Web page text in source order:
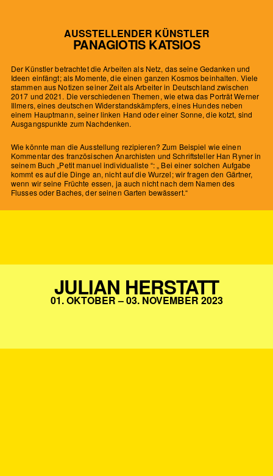
AUSSTELLENDER KÜNSTLER
PANAGIOTIS KATSIOS
Der Künstler betrachtet die Arbeiten als Netz, das seine Gedanken und
Ideen einfängt; als Momente, die einen ganzen Kosmos beinhalten. Viele
stammen aus Notizen seiner Zeit als Arbeiter in Deutschland zwischen
2017 und 2021. Die verschiedenen Themen, wie etwa das Porträt Werner
Illmers, eines deutschen Widerstandskämpfers, eines Hundes neben
einem Hauptmann, seiner linken Hand oder einer Sonne, die kotzt, sind
Ausgangspunkte zum Nachdenken.
Wie könnte man die Ausstellung rezipieren? Zum Beispiel wie einen
Kommentar des französischen Anarchisten und Schriftsteller Han Ryner in
seinem Buch „Petit manuel individualiste “: „ Bei einer solchen Aufgabe
kommt es auf die Dinge an, nicht auf die Wurzel; wir fragen den Gärtner,
wenn wir seine Früchte essen, ja auch nicht nach dem Namen des
Flusses oder Baches, der seinen Garten bewässert.“
JULIAN HERSTATT
01. OKTOBER – 03. NOVEMBER 2023